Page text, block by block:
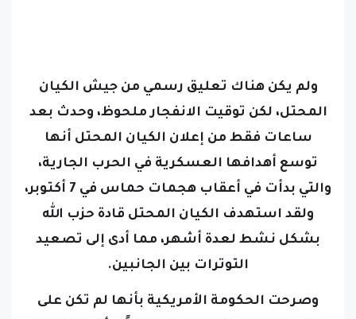
ولم يكن هناك تعليق رسمي من جيش الكيان
المحتل، لكن توقيت الانفجار ملحوظ، وحدث بعد
ساعات فقط من إعلان الكيان المحتل أنها
توسع أهدافها العسكرية في الحرب الجارية،
والتي بدأت في أعقاب هجمات حماس في 7 أكتوبر،
ولقد استهدف الكيان المحتل قادة حزب الله
بشكل نشط لعدة أشهر، مما أدى إلى تصعيد
التوترات بين الجانبين.
وصرحت الحكومة الأمريكية بأنها لم تكن على